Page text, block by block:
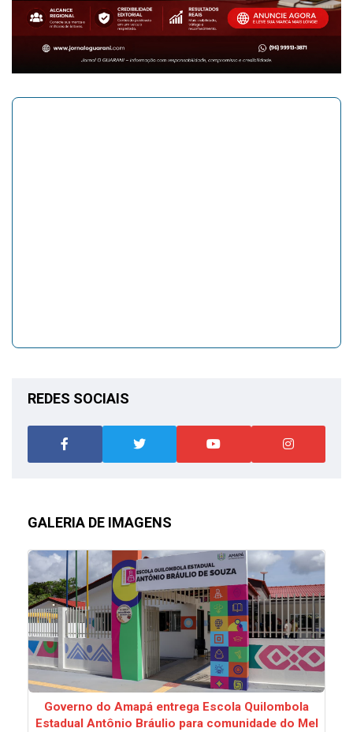
REDES SOCIAIS
GALERIA DE IMAGENS
Governo do Amapá entrega Escola Quilombola
Estadual Antônio Bráulio para comunidade do Mel